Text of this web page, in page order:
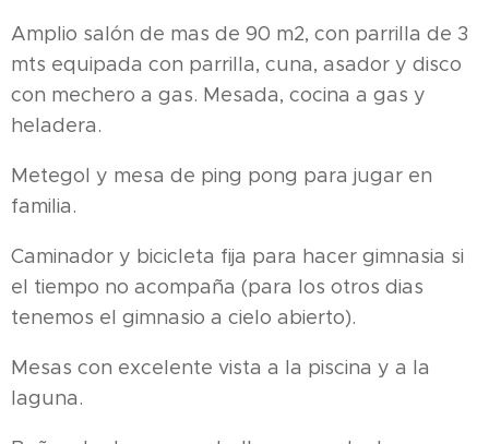
Amplio salón de mas de 90 m2, con parrilla de 3
mts equipada con parrilla, cuna, asador y disco
con mechero a gas. Mesada, cocina a gas y
heladera.
Metegol y mesa de ping pong para jugar en
familia.
Caminador y bicicleta fija para hacer gimnasia si
el tiempo no acompaña (para los otros dias
tenemos el gimnasio a cielo abierto).
Mesas con excelente vista a la piscina y a la
laguna.